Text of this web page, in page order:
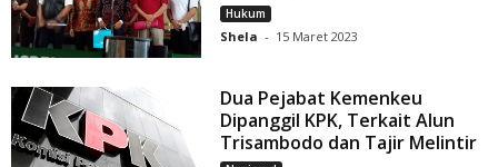
Hukum
Shela - 15 Maret 2023
Dua Pejabat Kemenkeu
Dipanggil KPK, Terkait Alun
Trisambodo dan Tajir Melintir